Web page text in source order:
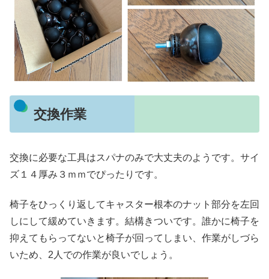
交換作業
交換に必要な工具はスパナのみで大丈夫のようです。サイ
ズ１４厚み３ｍｍでぴったりです。
椅子をひっくり返してキャスター根本のナット部分を左回
しにして緩めていきます。結構きついです。誰かに椅子を
抑えてもらってないと椅子が回ってしまい、作業がしづら
いため、2人での作業が良いでしょう。